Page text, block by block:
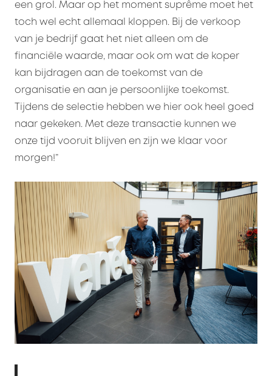
een grol. Maar op het moment suprême moet het
toch wel echt allemaal kloppen. Bij de verkoop
van je bedrijf gaat het niet alleen om de
financiële waarde, maar ook om wat de koper
kan bijdragen aan de toekomst van de
organisatie en aan je persoonlijke toekomst.
Tijdens de selectie hebben we hier ook heel goed
naar gekeken. Met deze transactie kunnen we
onze tijd vooruit blijven en zijn we klaar voor
morgen!”